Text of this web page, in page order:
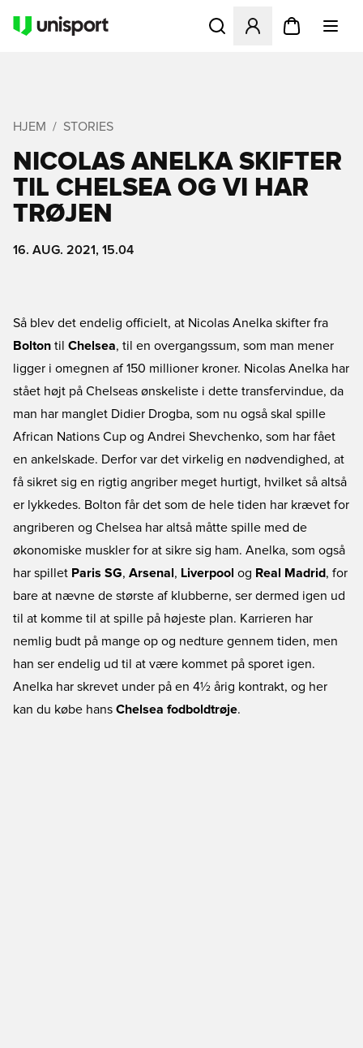
Åbner en Modal til at
HJEM STORIES
NICOLAS ANELKA SKIFTER
TIL CHELSEA OG VI HAR
TRØJEN
16. AUG. 2021, 15.04
Så blev det endelig officielt, at Nicolas Anelka skifter fra
Bolton til Chelsea, til en overgangssum, som man mener
ligger i omegnen af 150 millioner kroner. Nicolas Anelka har
stået højt på Chelseas ønskeliste i dette transfervindue, da
man har manglet Didier Drogba, som nu også skal spille
African Nations Cup og Andrei Shevchenko, som har fået
en ankelskade. Derfor var det virkelig en nødvendighed, at
få sikret sig en rigtig angriber meget hurtigt, hvilket så altså
er lykkedes. Bolton får det som de hele tiden har krævet for
angriberen og Chelsea har altså måtte spille med de
økonomiske muskler for at sikre sig ham. Anelka, som også
har spillet Paris SG, Arsenal , Liverpool og Real Madrid, for
bare at nævne de største af klubberne, ser dermed igen ud
til at komme til at spille på højeste plan. Karrieren har
nemlig budt på mange op og nedture gennem tiden, men
han ser endelig ud til at være kommet på sporet igen.
Anelka har skrevet under på en 4½ årig kontrakt, og her
kan du købe hans Chelsea fodboldtrøje.